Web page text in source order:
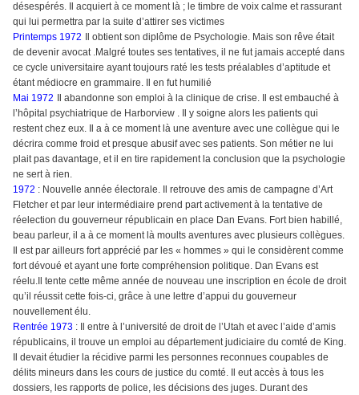
désespérés. Il acquiert à ce moment là ; le timbre de voix calme et rassurant
qui lui permettra par la suite d’attirer ses victimes
Printemps 1972
Il obtient son diplôme de Psychologie. Mais son rêve était
de devenir avocat .Malgré toutes ses tentatives, il ne fut jamais accepté dans
ce cycle universitaire ayant toujours raté les tests préalables d’aptitude et
étant médiocre en grammaire. Il en fut humilié
Mai 1972
Il abandonne son emploi à la clinique de crise. Il est embauché à
l’hôpital psychiatrique de Harborview . Il y soigne alors les patients qui
restent chez eux. Il a à ce moment là une aventure avec une collègue qui le
décrira comme froid et presque abusif avec ses patients. Son métier ne lui
plait pas davantage, et il en tire rapidement la conclusion que la psychologie
ne sert à rien.
1972 : Nouvelle année électorale. Il retrouve des amis de campagne d’Art
Fletcher et par leur intermédiaire prend part activement à la tentative de
réelection du gouverneur républicain en place Dan Evans. Fort bien habillé,
beau parleur, il a à ce moment là moults aventures avec plusieurs collègues.
Il est par ailleurs fort apprécié par les « hommes » qui le considèrent comme
fort dévoué et ayant une forte compréhension politique. Dan Evans est
réelu.Il tente cette même année de nouveau une inscription en école de droit
qu’il réussit cette fois-ci, grâce à une lettre d’appui du gouverneur
nouvellement élu.
Rentrée 1973 : Il entre à l’université de droit de l’Utah et avec l’aide d’amis
républicains, il trouve un emploi au département judiciaire du comté de King.
Il devait étudier la récidive parmi les personnes reconnues coupables de
délits mineurs dans les cours de justice du comté. Il eut accès à tous les
dossiers, les rapports de police, les décisions des juges. Durant des